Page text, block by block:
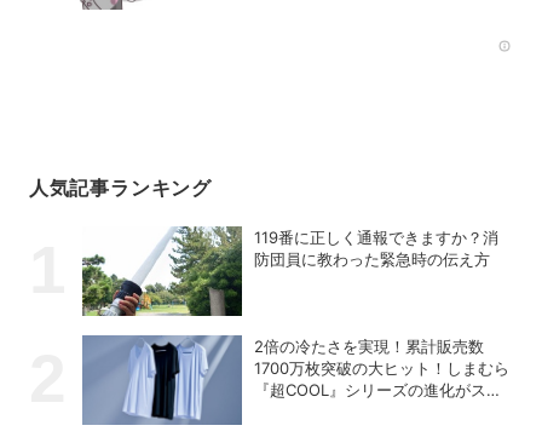
人気記事ランキング
119番に正しく通報できますか？消
防団員に教わった緊急時の伝え方
2倍の冷たさを実現！累計販売数
1700万枚突破の大ヒット！しまむら
『超COOL』シリーズの進化がスゴ